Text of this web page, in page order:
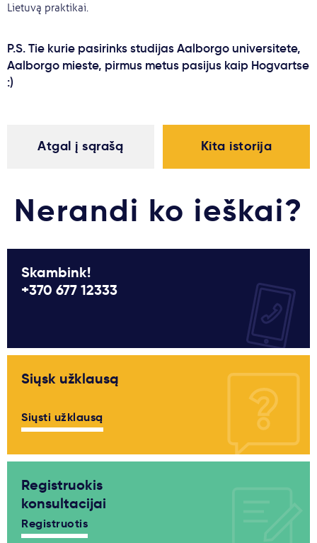
Lietuvą praktikai.
P.S. Tie kurie pasirinks studijas Aalborgo universitete,
Aalborgo mieste, pirmus metus pasijus kaip Hogvartse
:)
Atgal į sąrašą Kita istorija
Nerandi ko ieškai?
Skambink!
+370 677 12333
Siųsk užklausą
Siųsti užklausą
Registruokis
konsultacijai
Registruotis